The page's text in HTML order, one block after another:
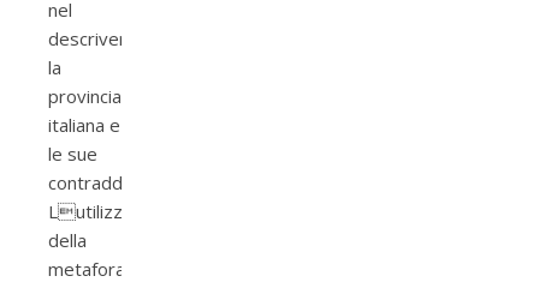
nel
descrivere
la
provincia
italiana e
le sue
contraddizioni.
Lutilizzo
della
metafora